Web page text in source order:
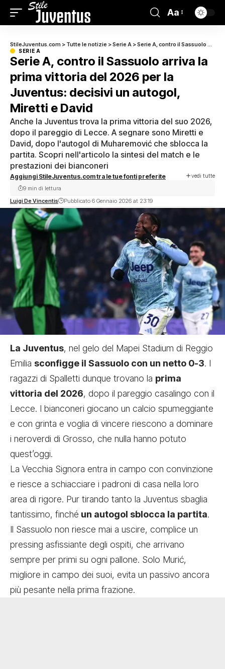
Aa
StileJuventus.com > Tutte le notizie >Serie A >Serie A, contro il Sassuolo arriva la prima vittoria del 2026 per la Juventus: decisivi un autogol, Miretti e David
SERIE A
Serie A, contro il Sassuolo arriva la
prima vittoria del 2026 per la
Juventus: decisivi un autogol,
Miretti e David
Anche la Juventus trova la prima vittoria del suo 2026,
dopo il pareggio di Lecce. A segnare sono Miretti e
David, dopo l'autogol di Muharemović che sblocca la
partita. Scopri nell'articolo la sintesi del match e le
prestazioni dei bianconeri
Aggiungi StileJuventus.com tra le tue fonti preferite vedi tutte
Luigi De Vincentis Pubblicato 6 Gennaio 2026 at 23:19
9 min di lettura
La Juventus, nel gelo del Mapei Stadium di Reggio
Emilia sconfigge il Sassuolo con un netto 0-3. I
ragazzi di Spalletti dunque trovano la prima
vittoria del 2026, dopo il pareggio casalingo con il
Lecce. I bianconeri giocano un calcio spumeggiante
e con grinta e voglia di vincere riescono a dominare
i neroverdi di Grosso, che nulla hanno potuto
quest’oggi.
La Vecchia Signora entra in campo con convinzione
e riesce a schiacciare i padroni di casa nella loro
area di rigore. Pur tirando tanto la Juventus sbaglia
tantissimo, finché un autogol sblocca la partita.
Il Sassuolo non riesce mai a uscire, complice un
pressing asfissiante degli ospiti, che arrivano
sempre per primi su ogni pallone. Solo Murić,
migliore in campo dei suoi, evita un passivo ancora
più pesante nella prima frazione.